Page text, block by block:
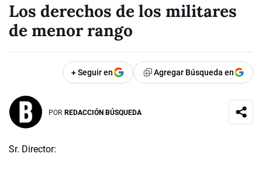
Los derechos de los militares
de menor rango
+ Seguir en Agregar Búsqueda en
POR REDACCIÓN BÚSQUEDA
Sr. Director: